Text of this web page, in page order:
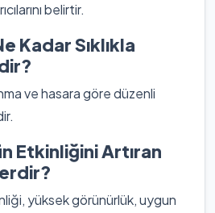
belirtir.
Kadar Sıklıkla
ve hasara göre düzenli
Etkinliğini Artıran
yüksek görünürlük, uygun